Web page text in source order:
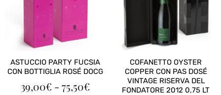
ASTUCCIO PARTY FUCSIA
CON BOTTIGLIA ROSÉ DOCG
39,00€ - 75,50€ FASCIA
COFANETTO OYSTER
COPPER CON PAS DOSÉ
VINTAGE RISERVA DEL
FONDATORE 2012 0,75 LT